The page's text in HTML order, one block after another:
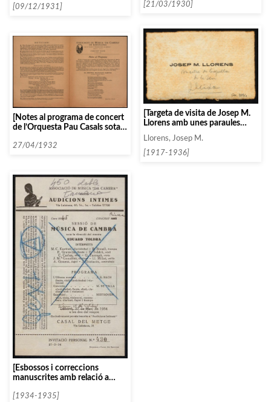
[09/12/1931] [21/03/1930]
[Notes al programa de concert
de l’Orquesta Pau Casals sota
Baltasar Samper]
27/04/1932
[Targeta de visita de Josep M.
Llorens amb unes paraules
manuscrites]
Llorens, Josep M.
[1917-1936]
[Esbossos i correccions
manuscrites amb relació a
Piatigorsky]
[1934-1935]